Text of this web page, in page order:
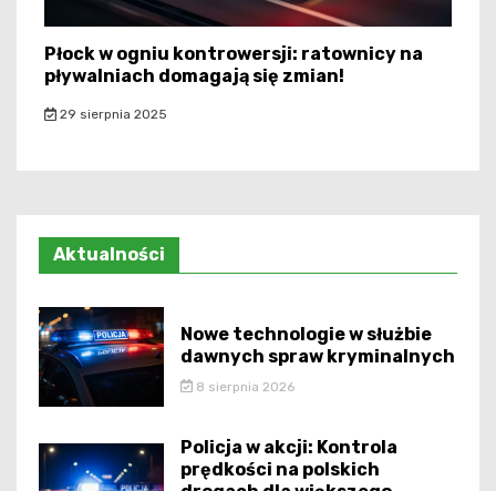
Płock w ogniu kontrowersji: ratownicy na
pływalniach domagają się zmian!
29 sierpnia 2025
Aktualności
Nowe technologie w służbie
dawnych spraw kryminalnych
8 sierpnia 2026
Policja w akcji: Kontrola
prędkości na polskich